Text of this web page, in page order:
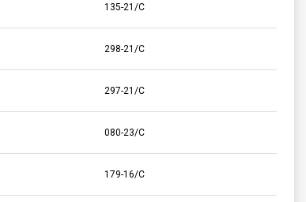
135-21/C
298-21/C
297-21/C
080-23/C
179-16/C